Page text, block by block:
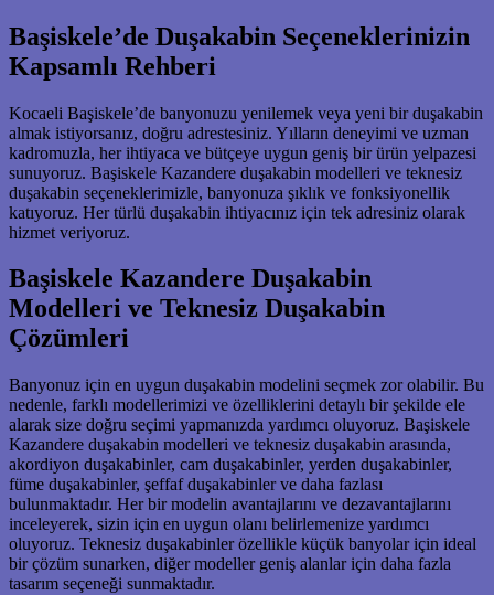
Başiskele’de Duşakabin Seçeneklerinizin
Kapsamlı Rehberi
Kocaeli Başiskele’de banyonuzu yenilemek veya yeni bir duşakabin
almak istiyorsanız, doğru adrestesiniz. Yılların deneyimi ve uzman
kadromuzla, her ihtiyaca ve bütçeye uygun geniş bir ürün yelpazesi
sunuyoruz. Başiskele Kazandere duşakabin modelleri ve teknesiz
duşakabin seçeneklerimizle, banyonuza şıklık ve fonksiyonellik
katıyoruz. Her türlü duşakabin ihtiyacınız için tek adresiniz olarak
hizmet veriyoruz.
Başiskele Kazandere Duşakabin
Modelleri ve Teknesiz Duşakabin
Çözümleri
Banyonuz için en uygun duşakabin modelini seçmek zor olabilir. Bu
nedenle, farklı modellerimizi ve özelliklerini detaylı bir şekilde ele
alarak size doğru seçimi yapmanızda yardımcı oluyoruz. Başiskele
Kazandere duşakabin modelleri ve teknesiz duşakabin arasında,
akordiyon duşakabinler, cam duşakabinler, yerden duşakabinler,
füme duşakabinler, şeffaf duşakabinler ve daha fazlası
bulunmaktadır. Her bir modelin avantajlarını ve dezavantajlarını
inceleyerek, sizin için en uygun olanı belirlemenize yardımcı
oluyoruz. Teknesiz duşakabinler özellikle küçük banyolar için ideal
bir çözüm sunarken, diğer modeller geniş alanlar için daha fazla
tasarım seçeneği sunmaktadır.